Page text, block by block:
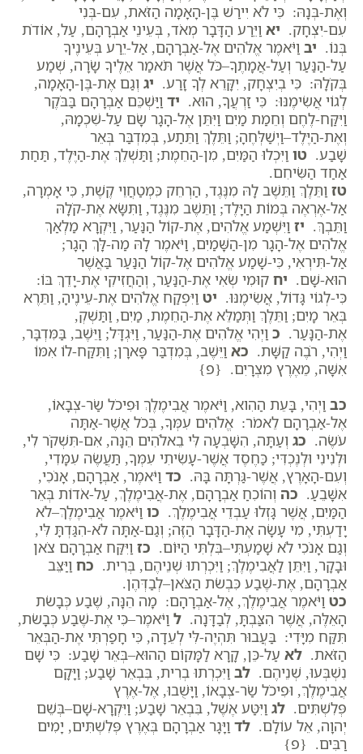
וְאֶת-בְּנָהּ: כִּי לֹא יִירַשׁ בֶּן-הָאָמָה הַזֹּאת, עִם-בְּנִי
עִם-יִצְחָק. יא וַיֵּרַע הַדָּבָר מְאֹד, בְּעֵינֵי אַבְרָהָם, עַל, אוֹדֹת
בְּנוֹ. יב וַיֹּאמֶר אֱלֹהִים אֶל-אַבְרָהָם, אַל-יֵרַע בְּעֵינֶיךָ
עַל-הַנַּעַר וְעַל-אֲמָתֶךָ–כֹּל אֲשֶׁר תֹּאמַר אֵלֶיךָ שָׂרָה, שְׁמַע
בְּקֹלָהּ: כִּי בְיִצְחָק, יִקָּרֵא לְךָ זָרַע. יג וְגַם אֶת-בֶּן-הָאָמָה,
לְגוֹי אֲשִׂימֶנּוּ: כִּי זַרְעֲךָ, הוּא. יד וַיַּשְׁכֵּם אַבְרָהָם בַּבֹּקֶר
וַיִּקַּח-לֶחֶם וְחֵמַת מַיִם וַיִּתֵּן אֶל-הָגָר שָׂם עַל-שִׁכְמָהּ,
וְאֶת-הַיֶּלֶד–וַיְשַׁלְּחֶהָ; וַתֵּלֶךְ וַתֵּתַע, בְּמִדְבַּר בְּאֵר
שָׁבַע. טו וַיִּכְלוּ הַמַּיִם, מִן-הַחֵמֶת; וַתַּשְׁלֵךְ אֶת-הַיֶּלֶד, תַּחַת
אַחַד הַשִּׂיחִם.
טז וַתֵּלֶךְ וַתֵּשֶׁב לָהּ מִנֶּגֶד, הַרְחֵק כִּמְטַחֲוֵי קֶשֶׁת, כִּי אָמְרָה,
אַל-אֶרְאֶה בְּמוֹת הַיָּלֶד; וַתֵּשֶׁב מִנֶּגֶד, וַתִּשָּׂא אֶת-קֹלָהּ
וַתֵּבְךְּ. יז וַיִּשְׁמַע אֱלֹהִים, אֶת-קוֹל הַנַּעַר, וַיִּקְרָא מַלְאַךְ
אֱלֹהִים אֶל-הָגָר מִן-הַשָּׁמַיִם, וַיֹּאמֶר לָהּ מַה-לָּךְ הָגָר;
אַל-תִּירְאִי, כִּי-שָׁמַע אֱלֹהִים אֶל-קוֹל הַנַּעַר בַּאֲשֶׁר
הוּא-שָׁם. יח קוּמִי שְׂאִי אֶת-הַנַּעַר, וְהַחֲזִיקִי אֶת-יָדֵךְ בּוֹ:
כִּי-לְגוֹי גָּדוֹל, אֲשִׂימֶנּוּ. יט וַיִּפְקַח אֱלֹהִים אֶת-עֵינֶיהָ, וַתֵּרֶא
בְּאֵר מָיִם; וַתֵּלֶךְ וַתְּמַלֵּא אֶת-הַחֵמֶת, מַיִם, וַתַּשְׁקְ,
אֶת-הַנָּעַר. כ וַיְהִי אֱלֹהִים אֶת-הַנַּעַר, וַיִּגְדָּל; וַיֵּשֶׁב, בַּמִּדְבָּר,
וַיְהִי, רֹבֶה קַשָּׁת. כא וַיֵּשֶׁב, בְּמִדְבַּר פָּארָן; וַתִּקַּח-לוֹ אִמּוֹ
אִשָּׁה, מֵאֶרֶץ מִצְרָיִם. {פ}
כב וַיְהִי, בָּעֵת הַהִוא, וַיֹּאמֶר אֲבִימֶלֶךְ וּפִיכֹל שַׂר-צְבָאוֹ,
אֶל-אַבְרָהָם לֵאמֹר: אֱלֹהִים עִמְּךָ, בְּכֹל אֲשֶׁר-אַתָּה
עֹשֶׂה. כג וְעַתָּה, הִשָּׁבְעָה לִּי בֵאלֹהִים הֵנָּה, אִם-תִּשְׁקֹר לִי,
וּלְנִינִי וּלְנֶכְדִּי; כַּחֶסֶד אֲשֶׁר-עָשִׂיתִי עִמְּךָ, תַּעֲשֶׂה עִמָּדִי,
וְעִם-הָאָרֶץ, אֲשֶׁר-גַּרְתָּה בָּהּ. כד וַיֹּאמֶר, אַבְרָהָם, אָנֹכִי,
אִשָּׁבֵעַ. כה וְהוֹכִחַ אַבְרָהָם, אֶת-אֲבִימֶלֶךְ, עַל-אֹדוֹת בְּאֵר
הַמַּיִם, אֲשֶׁר גָּזְלוּ עַבְדֵי אֲבִימֶלֶךְ. כו וַיֹּאמֶר אֲבִימֶלֶךְ–לֹא
יָדַעְתִּי, מִי עָשָׂה אֶת-הַדָּבָר הַזֶּה; וְגַם-אַתָּה לֹא-הִגַּדְתָּ לִּי,
וְגַם אָנֹכִי לֹא שָׁמַעְתִּי–בִּלְתִּי הַיּוֹם. כז וַיִּקַּח אַבְרָהָם צֹאן
וּבָקָר, וַיִּתֵּן לַאֲבִימֶלֶךְ; וַיִּכְרְתוּ שְׁנֵיהֶם, בְּרִית. כח וַיַּצֵּב
אַבְרָהָם, אֶת-שֶׁבַע כִּבְשֹׂת הַצֹּאן–לְבַדְּהֶן.
כט וַיֹּאמֶר אֲבִימֶלֶךְ, אֶל-אַבְרָהָם: מָה הֵנָּה, שֶׁבַע כְּבָשֹׂת
הָאֵלֶּה, אֲשֶׁר הִצַּבְתָּ, לְבַדָּנָה. ל וַיֹּאמֶר–כִּי אֶת-שֶׁבַע כְּבָשֹׂת,
תִּקַּח מִיָּדִי: בַּעֲבוּר תִּהְיֶה-לִּי לְעֵדָה, כִּי חָפַרְתִּי אֶת-הַבְּאֵר
הַזֹּאת. לא עַל-כֵּן, קָרָא לַמָּקוֹם הַהוּא–בְּאֵר שָׁבַע: כִּי שָׁם
נִשְׁבְּעוּ, שְׁנֵיהֶם. לב וַיִּכְרְתוּ בְרִית, בִּבְאֵר שָׁבַע; וַיָּקָם
אֲבִימֶלֶךְ, וּפִיכֹל שַׂר-צְבָאוֹ, וַיָּשֻׁבוּ, אֶל-אֶרֶץ
פְּלִשְׁתִּים. לג וַיִּטַּע אֶשֶׁל, בִּבְאֵר שָׁבַע; וַיִּקְרָא-שָׁם–בְּשֵׁם
יְהוָה, אֵל עוֹלָם. לד וַיָּגָר אַבְרָהָם בְּאֶרֶץ פְּלִשְׁתִּים, יָמִים
רַבִּים. {פ}